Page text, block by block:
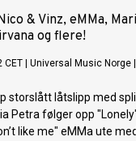
& Vinz, eMMa,
og flere!
CET Universal Music Norge
storslått låtslipp med
Petra følger opp
like me" eMMa ute